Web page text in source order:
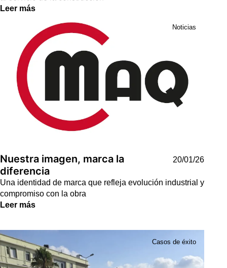
Leer más
Noticias
Nuestra imagen, marca la
diferencia
20/01/26
Una identidad de marca que refleja evolución industrial y
compromiso con la obra
Leer más
Casos de éxito